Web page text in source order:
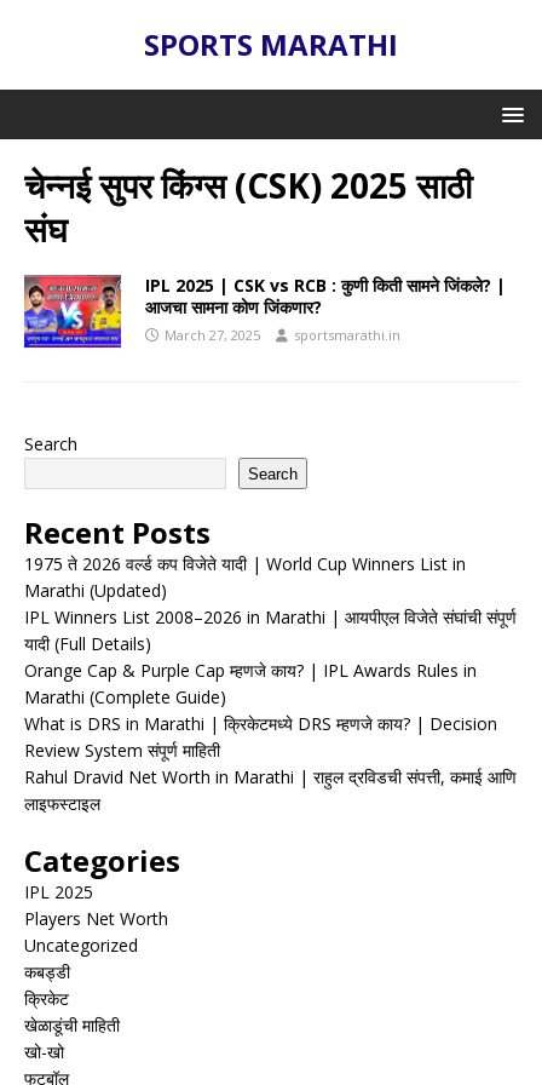
SPORTS MARATHI
चेन्नई सुपर किंग्स (CSK) 2025 साठी
संघ
IPL 2025 | CSK vs RCB : कुणी किती सामने जिंकले? |
आजचा सामना कोण जिंकणार?
March 27, 2025 sportsmarathi.in
Search
Search
Recent Posts
1975 ते 2026 वर्ल्ड कप विजेते यादी | World Cup Winners List in
Marathi (Updated)
IPL Winners List 2008–2026 in Marathi | आयपीएल विजेते संघांची संपूर्ण
यादी (Full Details)
Orange Cap & Purple Cap म्हणजे काय? | IPL Awards Rules in
Marathi (Complete Guide)
What is DRS in Marathi | क्रिकेटमध्ये DRS म्हणजे काय? | Decision
Review System संपूर्ण माहिती
Rahul Dravid Net Worth in Marathi | राहुल द्रविडची संपत्ती, कमाई आणि
लाइफस्टाइल
Categories
IPL 2025
Players Net Worth
Uncategorized
कबड्डी
क्रिकेट
खेळाडूंची माहिती
खो-खो
फुटबॉल